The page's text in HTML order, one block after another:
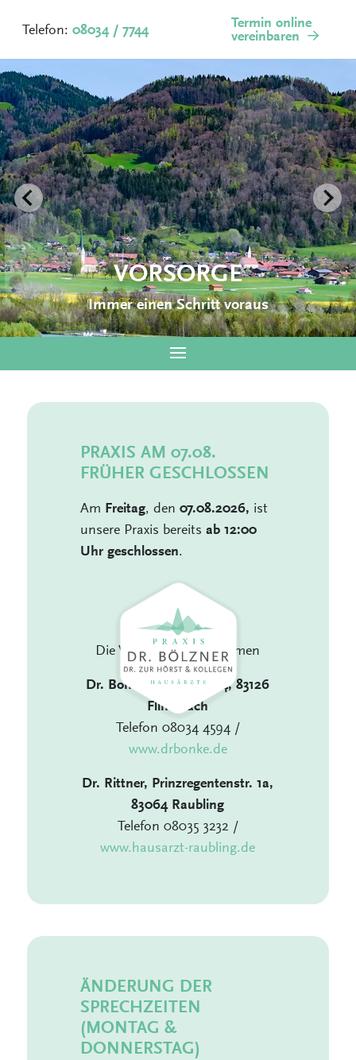
Telefon: 08034 / 7744
Termin online
vereinbaren
VORSORGE
Immer einen Schritt voraus
PRAXIS AM 07.08.
FRÜHER GESCHLOSSEN
Am Freitag, den 07.08.2026, ist
unsere Praxis bereits ab 12:00
Uhr geschlossen.
Die Vertretung übernehmen
Dr. Bonke, Lindenweg 4, 83126
Flintsbach
Telefon 08034 4594 /
www.drbonke.de
Dr. Rittner, Prinzregentenstr. 1a,
83064 Raubling
Telefon 08035 3232 /
www.hausarzt-raubling.de
ÄNDERUNG DER
SPRECHZEITEN
(MONTAG &
DONNERSTAG)